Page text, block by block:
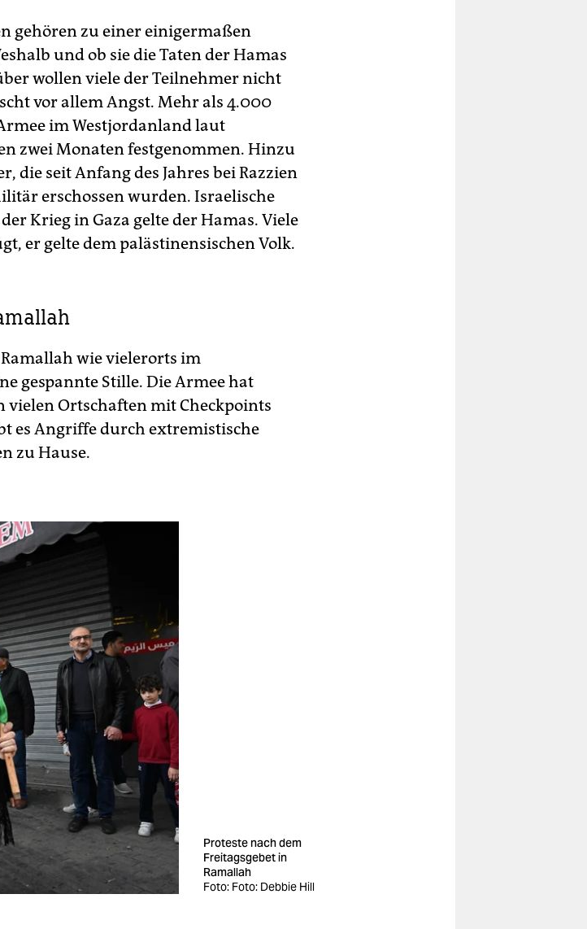
gehören zu einer einigermaßen
und ob sie die Taten der Hamas
wollen viele der Teilnehmer nicht
vor allem Angst. Mehr als 4.000
im Westjordanland laut
zwei Monaten festgenommen. Hinzu
die seit Anfang des Jahres bei Razzien
erschossen wurden. Israelische
Krieg in Gaza gelte der Hamas. Viele
er gelte dem palästinensischen Volk.
wie vielerorts im
gespannte Stille. Die Armee hat
Ortschaften mit Checkpoints
es Angriffe durch ex­tre­mistische
zu Hause.
Proteste nach dem
Freitagsgebet in
Ramallah
Foto: Fo­to:­ Debbie Hill